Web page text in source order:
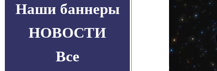
Наши баннеры
НОВОСТИ
Все